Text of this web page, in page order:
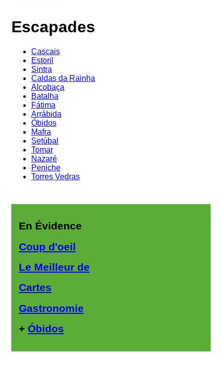
Escapades
Cascais
Estoril
Sintra
Caldas da Rainha
Alcobaça
Batalha
Fátima
Arrábida
Óbidos
Mafra
Setúbal
Tomar
Nazaré
Peniche
Torres Vedras
En Évidence
Coup d'oeil
Le Meilleur de
Cartes
Gastronomie
+ Óbidos